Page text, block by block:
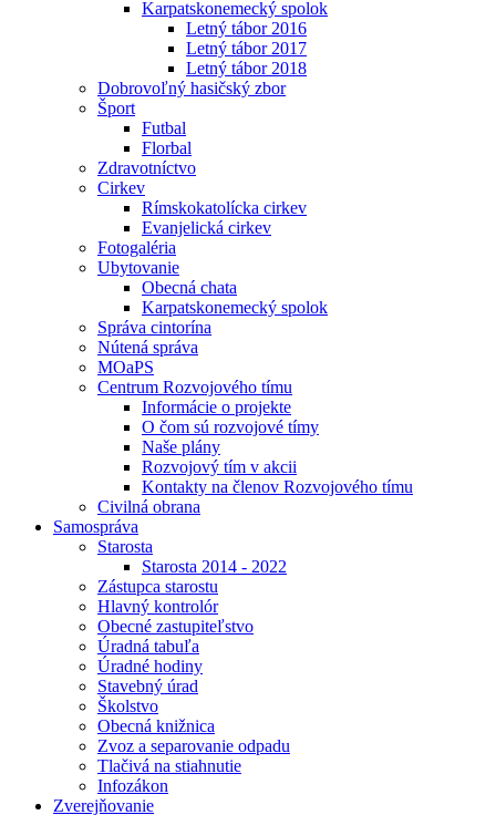
Karpatskonemecký spolok
Letný tábor 2016
Letný tábor 2017
Letný tábor 2018
Dobrovoľný hasičský zbor
Šport
Futbal
Florbal
Zdravotníctvo
Cirkev
Rímskokatolícka cirkev
Evanjelická cirkev
Fotogaléria
Ubytovanie
Obecná chata
Karpatskonemecký spolok
Správa cintorína
Nútená správa
MOaPS
Centrum Rozvojového tímu
Informácie o projekte
O čom sú rozvojové tímy
Naše plány
Rozvojový tím v akcii
Kontakty na členov Rozvojového tímu
Civilná obrana
Samospráva
Starosta
Starosta 2014 - 2022
Zástupca starostu
Hlavný kontrolór
Obecné zastupiteľstvo
Úradná tabuľa
Úradné hodiny
Stavebný úrad
Školstvo
Obecná knižnica
Zvoz a separovanie odpadu
Tlačivá na stiahnutie
Infozákon
Zverejňovanie